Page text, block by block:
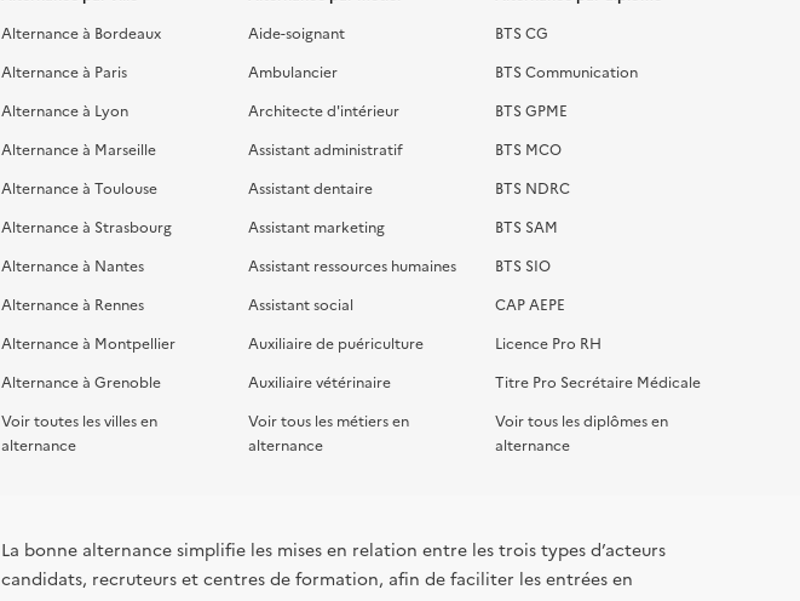
Alternance à Bordeaux
Alternance à Paris
Alternance à Lyon
Alternance à Marseille
Alternance à Toulouse
Alternance à Strasbourg
Alternance à Nantes
Alternance à Rennes
Alternance à Montpellier
Alternance à Grenoble
Voir toutes les villes en
alternance
Aide-soignant
Ambulancier
Architecte d'intérieur
Assistant administratif
Assistant dentaire
Assistant marketing
Assistant ressources humaines
Assistant social
Auxiliaire de puériculture
Auxiliaire vétérinaire
Voir tous les métiers en
alternance
BTS CG
BTS Communication
BTS GPME
BTS MCO
BTS NDRC
BTS SAM
BTS SIO
CAP AEPE
Licence Pro RH
Titre Pro Secrétaire Médicale
Voir tous les diplômes en
alternance
La bonne alternance simplifie les mises en relation entre les trois types d’acteurs
candidats, recruteurs et centres de formation, afin de faciliter les entrées en